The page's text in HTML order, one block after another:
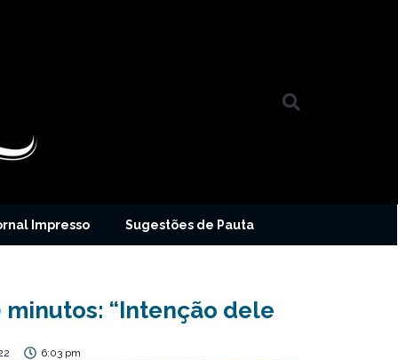
Impresso Sugestões de Pauta
“Intenção dele
6:03 pm